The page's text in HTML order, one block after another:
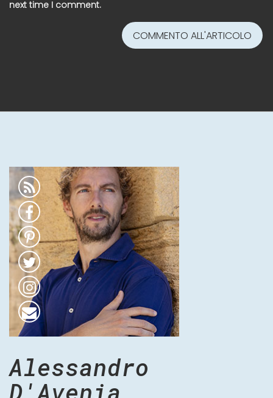
next time I comment.
Alessandro
D'Avenia